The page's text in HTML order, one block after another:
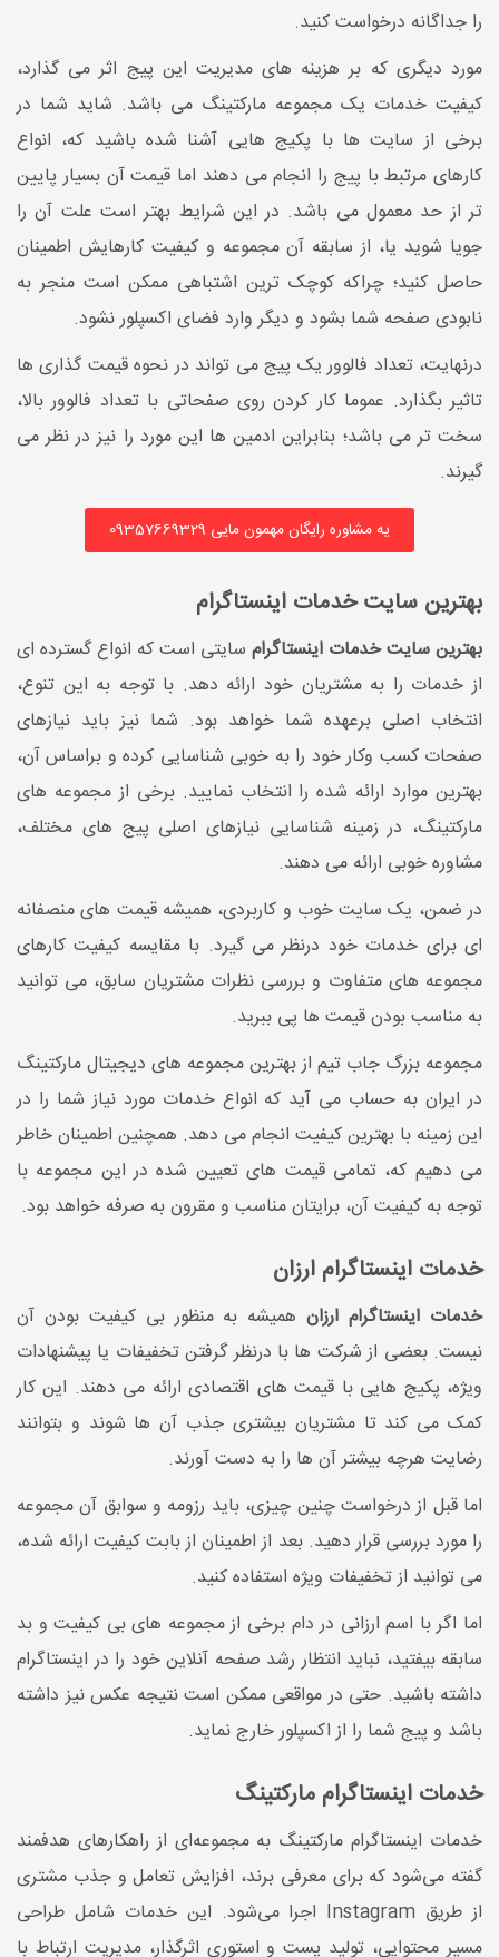
را جداگانه درخواست کنید.
مورد دیگری که بر هزینه های مدیریت این پیج اثر می گذارد،
کیفیت خدمات یک مجموعه مارکتینگ می باشد. شاید شما در
برخی از سایت ها با پکیج هایی آشنا شده باشید که، انواع
کارهای مرتبط با پیج را انجام می دهند اما قیمت آن بسیار پایین
تر از حد معمول می باشد. در این شرایط بهتر است علت آن را
جویا شوید یا، از سابقه آن مجموعه و کیفیت کارهایش اطمینان
حاصل کنید؛ چراکه کوچک ترین اشتباهی ممکن است منجر به
نابودی صفحه شما بشود و دیگر وارد فضای اکسپلور نشود.
درنهایت، تعداد فالوور یک پیج می تواند در نحوه قیمت گذاری ها
تاثیر بگذارد. عموما کار کردن روی صفحاتی با تعداد فالوور بالا،
سخت تر می باشد؛ بنابراین ادمین ها این مورد را نیز در نظر می
گیرند.
یه مشاوره رایگان مهمون مایی 09357669329
بهترین سایت خدمات اینستاگرام
بهترین سایت خدمات اینستاگرام سایتی است که انواع گسترده ای
از خدمات را به مشتریان خود ارائه دهد. با توجه به این تنوع،
انتخاب اصلی برعهده شما خواهد بود. شما نیز باید نیازهای
صفحات کسب وکار خود را به خوبی شناسایی کرده و براساس آن،
بهترین موارد ارائه شده را انتخاب نمایید. برخی از مجموعه های
مارکتینگ، در زمینه شناسایی نیازهای اصلی پیج های مختلف،
مشاوره خوبی ارائه می دهند.
در ضمن، یک سایت خوب و کاربردی، همیشه قیمت های منصفانه
ای برای خدمات خود درنظر می گیرد. با مقایسه کیفیت کارهای
مجموعه های متفاوت و بررسی نظرات مشتریان سابق، می توانید
به مناسب بودن قیمت ها پی ببرید.
مجموعه بزرگ جاب تیم از بهترین مجموعه های دیجیتال مارکتینگ
در ایران به حساب می آید که انواع خدمات مورد نیاز شما را در
این زمینه با بهترین کیفیت انجام می دهد. همچنین اطمینان خاطر
می دهیم که، تمامی قیمت های تعیین شده در این مجموعه با
توجه به کیفیت آن، برایتان مناسب و مقرون به صرفه خواهد بود.
خدمات اینستاگرام ارزان
خدمات اینستاگرام ارزانهمیشه به منظور بی کیفیت بودن آن
نیست. بعضی از شرکت ها با درنظر گرفتن تخفیفات یا پیشنهادات
ویژه، پکیج هایی با قیمت های اقتصادی ارائه می دهند. این کار
کمک می کند تا مشتریان بیشتری جذب آن ها شوند و بتوانند
رضایت هرچه بیشتر آن ها را به دست آورند.
اما قبل از درخواست چنین چیزی، باید رزومه و سوابق آن مجموعه
را مورد بررسی قرار دهید. بعد از اطمینان از بابت کیفیت ارائه شده،
می توانید از تخفیفات ویژه استفاده کنید.
اما اگر با اسم ارزانی در دام برخی از مجموعه های بی کیفیت و بد
سابقه بیفتید، نباید انتظار رشد صفحه آنلاین خود را در اینستاگرام
داشته باشید. حتی در مواقعی ممکن است نتیجه عکس نیز داشته
باشد و پیج شما را از اکسپلور خارج نماید.
خدمات اینستاگرام مارکتینگ
خدمات اینستاگرام مارکتینگ به مجموعه‌ای از راهکارهای هدفمند
گفته می‌شود که برای معرفی برند، افزایش تعامل و جذب مشتری
از طریق Instagram اجرا می‌شود. این خدمات شامل طراحی
مسیر محتوایی، تولید پست و استوری اثرگذار، مدیریت ارتباط با